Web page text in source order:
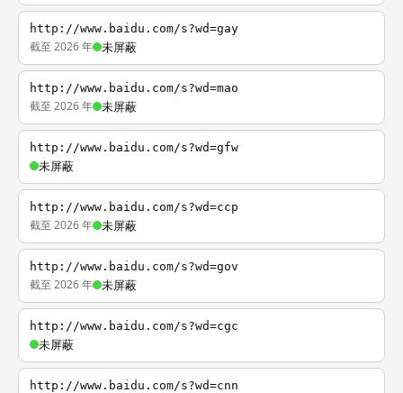
http://www.baidu.com/s?wd=gay
截至 2026 年 未屏蔽
http://www.baidu.com/s?wd=mao
截至 2026 年 未屏蔽
http://www.baidu.com/s?wd=gfw
未屏蔽
http://www.baidu.com/s?wd=ccp
截至 2026 年 未屏蔽
http://www.baidu.com/s?wd=gov
截至 2026 年 未屏蔽
http://www.baidu.com/s?wd=cgc
未屏蔽
http://www.baidu.com/s?wd=cnn